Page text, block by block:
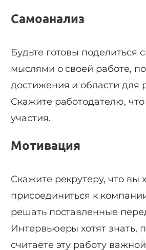
Самоанализ
Будьте готовы поделиться
мыслями о своей работе,
достижения и области для
Скажите работодателю,
участия.
Мотивация
Скажите рекрутеру, что вы
присоединиться к
решать поставленные
Интервьюеры хотят знать,
считаете эту работу